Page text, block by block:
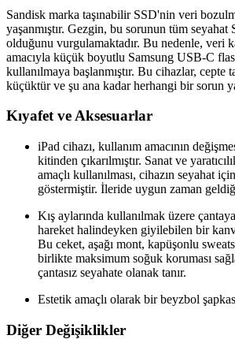
Sandisk marka taşınabilir SSD'nin veri
yaşanmıştır. Gezgin, bu sorunun tüm seyahat
olduğunu vurgulamaktadır. Bu nedenle, veri
amacıyla küçük boyutlu Samsung USB-C
kullanılmaya başlanmıştır. Bu cihazlar, cepte
küçüktür ve şu ana kadar herhangi bir sorun
Kıyafet ve Aksesuarlar
iPad cihazı, kullanım amacının
kitinden çıkarılmıştır. Sanat ve
amaçlı kullanılması, cihazın seyahat
göstermiştir. İleride uygun zaman
Kış aylarında kullanılmak üzere
hareket halindeyken giyilebilen bir
Bu ceket, aşağı mont, kapüşonlu
birlikte maksimum soğuk koruması
çantasız seyahate olanak tanır.
Estetik amaçlı olarak bir beyzbol
Diğer Değişiklikler